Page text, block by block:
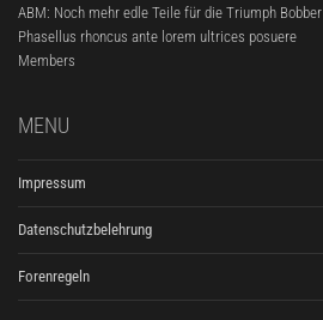
ABM: Noch mehr edle Teile für die Triumph Bobber
Phasellus rhoncus ante lorem ultrices posuere
Members
MENU
Impressum
Datenschutzbelehrung
Forenregeln